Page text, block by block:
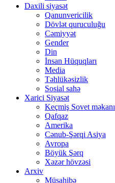
Daxili siyasət
Qanunvericilik
Dövlət quruculuğu
Cəmiyyət
Gender
Din
İnsan Hüquqları
Media
Təhlükəsizlik
Sosial sahə
Xarici Siyasət
Keçmiş Sovet məkanı
Qafqaz
Amerika
Cənub-Şərqi Asiya
Avropa
Böyük Şərq
Xəzər hövzəsi
Arxiv
Müsahibə